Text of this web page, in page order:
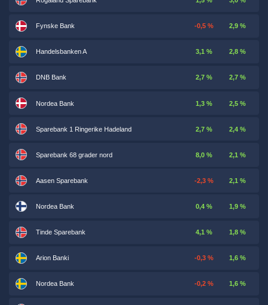
Fynske Bank -0,5 % 2,9 %
Handelsbanken A 3,1 % 2,8 %
DNB Bank 2,7 % 2,7 %
Nordea Bank 1,3 % 2,5 %
Sparebank 1 Ringerike Hadeland 2,7 % 2,4 %
Sparebank 68 grader nord 8,0 % 2,1 %
Aasen Sparebank -2,3 % 2,1 %
Nordea Bank 0,4 % 1,9 %
Tinde Sparebank 4,1 % 1,8 %
Arion Banki -0,3 % 1,6 %
Nordea Bank -0,2 % 1,6 %